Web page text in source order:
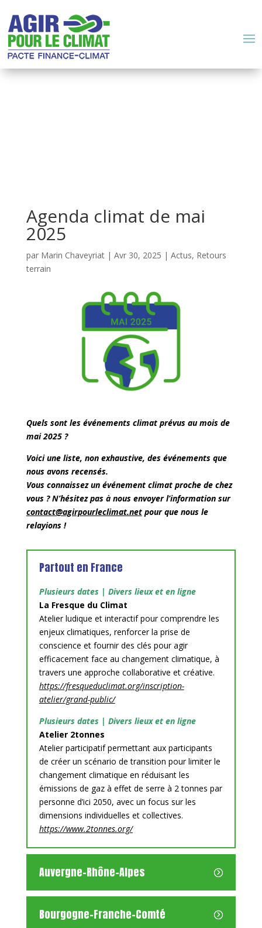
Agenda climat de mai
2025
par Marin Chaveyriat| Avr 30, 2025 | Actus, Retours
terrain
Quels sont les événements climat prévus au mois de
mai 2025 ?
Voici une liste, non exhaustive, des événements que
nous avons recensés.
Vous connaissez un événement climat proche de chez
vous ? N’hésitez pas à nous envoyer l’information sur
contact@agirpourleclimat.netpour que nous le
relayions !
Partout en France
Plusieurs dates | Divers lieux et en ligne
La Fresque du Climat
Atelier ludique et interactif pour comprendre les
enjeux climatiques, renforcer la prise de
conscience et fournir des clés pour agir
efficacement face au changement climatique, à
travers une approche collaborative et créative.
https://fresqueduclimat.org/inscription-
atelier/grand-public/
Plusieurs dates | Divers lieux et en ligne
Atelier 2tonnes
Atelier participatif permettant aux participants
de créer un scénario de transition pour limiter le
changement climatique en réduisant les
émissions de gaz à effet de serre à 2 tonnes par
personne d’ici 2050, avec un focus sur les
dimensions individuelles et collectives.
https://www.2tonnes.org/
Auvergne-Rhône-Alpes
Bourgogne-Franche-Comté